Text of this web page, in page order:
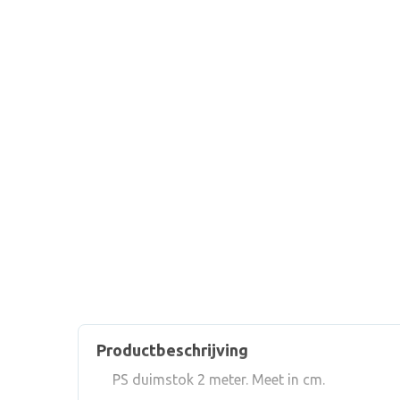
Productbeschrijving
PS duimstok 2 meter. Meet in cm.